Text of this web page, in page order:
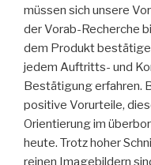
müssen sich unsere
der Vorab-Recherche
dem Produkt
jedem Auftritts- und
Bestätigung erfahren.
positive Vorurteile,
Orientierung im
heute. Trotz hoher
reinen Imagebildern